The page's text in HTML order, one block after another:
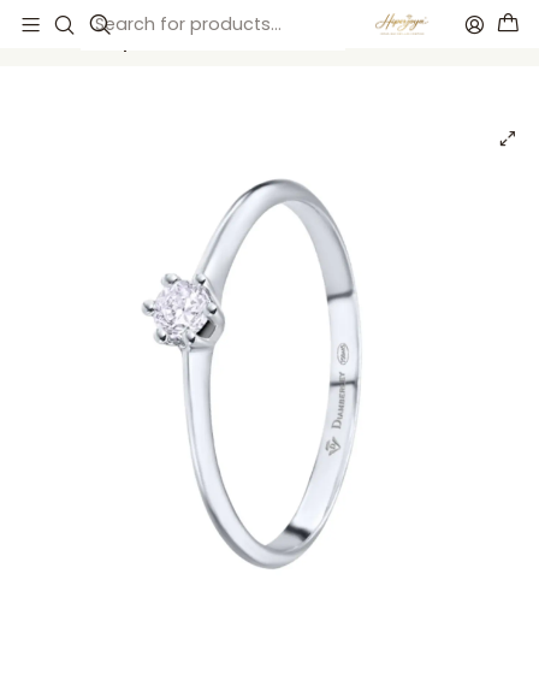
Inicio Anillos de compromiso Anillos de compromiso
Anillo de compromiso Oro blanco